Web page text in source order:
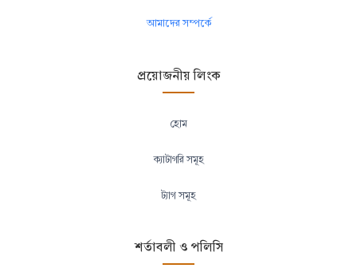
আমাদের সম্পর্কে
প্রয়োজনীয় লিংক
হোম
ক্যাটাগরি সমূহ
ট্যাগ সমূহ
শর্তাবলী ও পলিসি